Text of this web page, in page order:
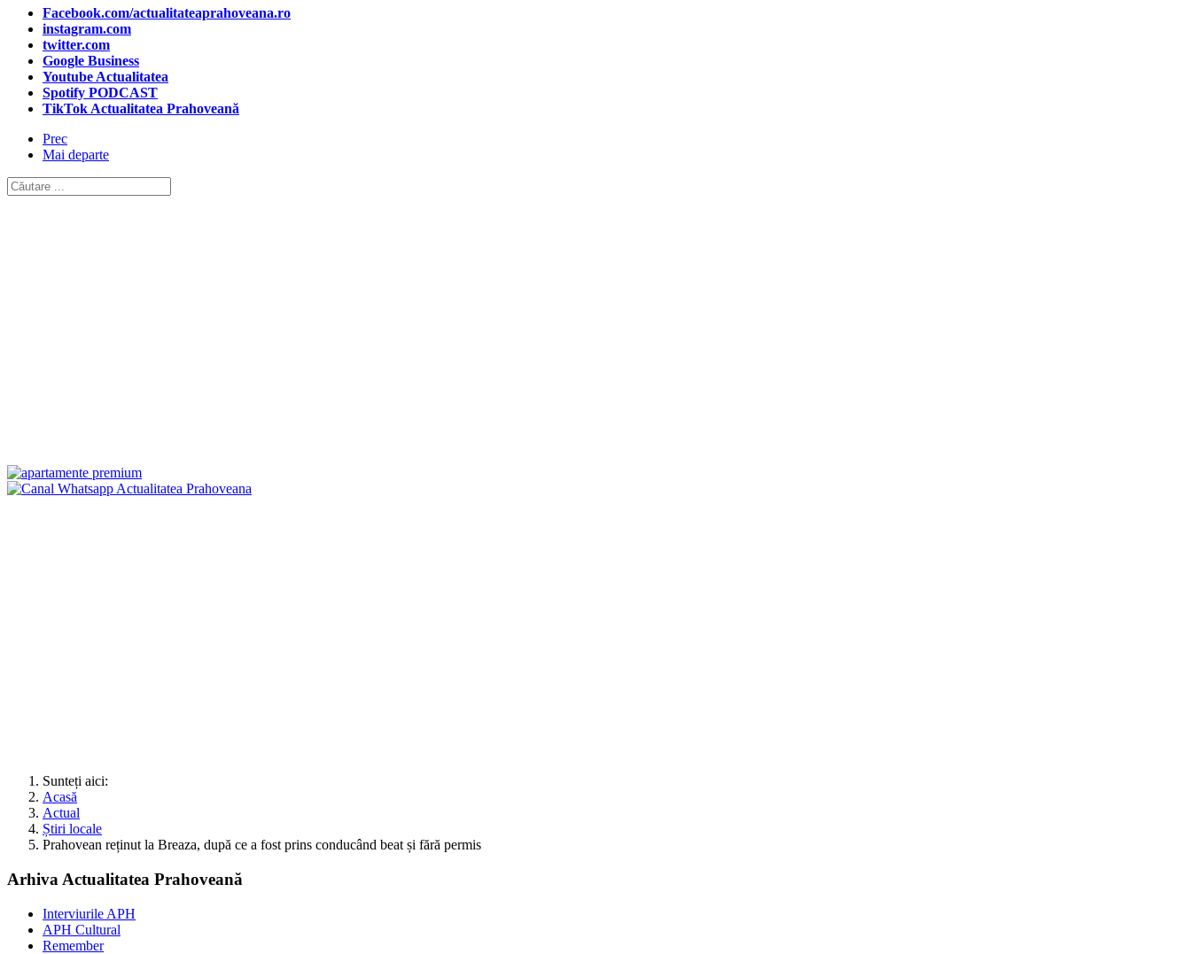
Facebook.com/actualitateaprahoveana.ro
instagram.com
twitter.com
Google Business
Youtube Actualitatea
Spotify PODCAST
TikTok Actualitatea Prahoveană
Prec
Mai departe
Sunteți aici:
Acasă
Actual
Știri locale
Prahovean reținut la Breaza, după ce a fost prins conducând beat și fără permis
Arhiva Actualitatea Prahoveană
Interviurile APH
APH Cultural
Remember